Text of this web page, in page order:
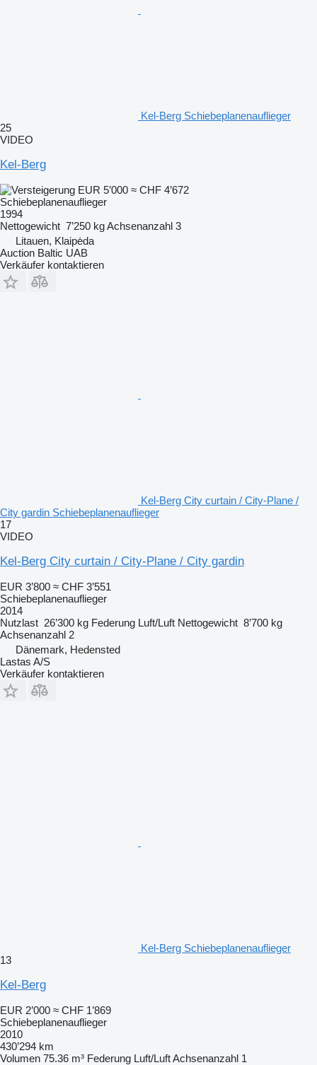
Kel-Berg Schiebeplanenauflieger
25
VIDEO
Kel-Berg
EUR 5’000 ≈ CHF 4’672
Schiebeplanenauflieger
1994
Nettogewicht 7’250 kgAchsenanzahl 3
Litauen, Klaipėda
Auction Baltic UAB
Verkäufer kontaktieren
Kel-Berg City curtain / City-Plane /
City gardin Schiebeplanenauflieger
17
VIDEO
Kel-Berg City curtain / City-Plane / City gardin
EUR 3’800 ≈ CHF 3’551
Schiebeplanenauflieger
2014
Nutzlast 26’300 kg Federung Luft/Luft Nettogewicht 8’700 kg
Achsenanzahl 2
Dänemark, Hedensted
Lastas A/S
Verkäufer kontaktieren
Kel-Berg Schiebeplanenauflieger
13
Kel-Berg
EUR 2’000 ≈ CHF 1’869
Schiebeplanenauflieger
2010
430’294 km
Volumen 75.36 m³ Federung Luft/LuftAchsenanzahl 1